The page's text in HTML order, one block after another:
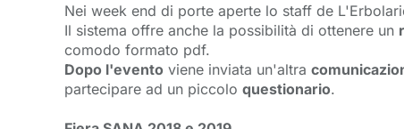
Nei week end di porte aperte lo staff de
Il sistema offre anche la possibilità di ottenere un
comodo formato pdf.
Dopo l'evento viene inviata un'altra
partecipare ad un piccolo questionario.